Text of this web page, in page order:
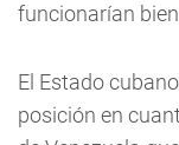
funcionarían
El Estado
posición en